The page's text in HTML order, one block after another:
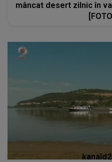
mâncat desert zilnic în
[FOTO]